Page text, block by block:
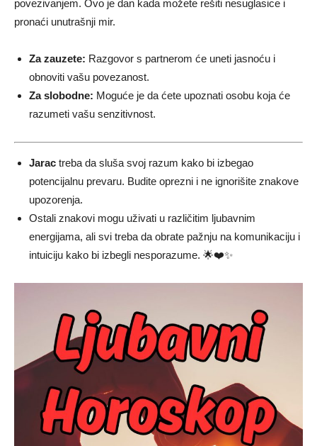
povezivanjem. Ovo je dan kada možete rešiti nesuglasice i
pronaći unutrašnji mir.
Za zauzete: Razgovor s partnerom će uneti jasnoću i
obnoviti vašu povezanost.
Za slobodne: Moguće je da ćete upoznati osobu koja će
razumeti vašu senzitivnost.
Jarac treba da sluša svoj razum kako bi izbegao
potencijalnu prevaru. Budite oprezni i ne ignorišite znakove
upozorenja.
Ostali znakovi mogu uživati u različitim ljubavnim
energijama, ali svi treba da obrate pažnju na komunikaciju i
intuiciju kako bi izbegli nesporazume. 🌟❤️✨